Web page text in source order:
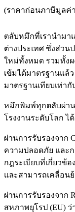
(ราคาก่อนภาษีมูลค่า
ตลับหมึกที่เรานำมา
ต่างประเทศ ซึ่งส่ว
ใหม่ทั้งหมด รวมทั้ง
เข้มได้มาตรฐานแล้
มาตรฐานเทียบเท่า
หมึกพิมพ์ทุกตลับผ่าน
โรงงานระดับโลก ได้
ผ่านการรับรองจา
ความปลอดภัย และ
กฎระเบียบที่เกี่ยวข้
และสามารถเคลื่อนย้
ผ่านการรับรองจาก
สหภาพยุโรป (EU) ว่